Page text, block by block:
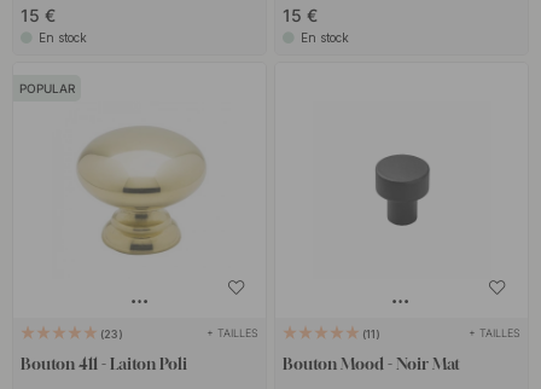
15 €
En stock
15 €
En stock
POPULAR
23 + TAILLES
Bouton 411 - Laiton Poli
11 + TAILLES
Bouton Mood - Noir Mat